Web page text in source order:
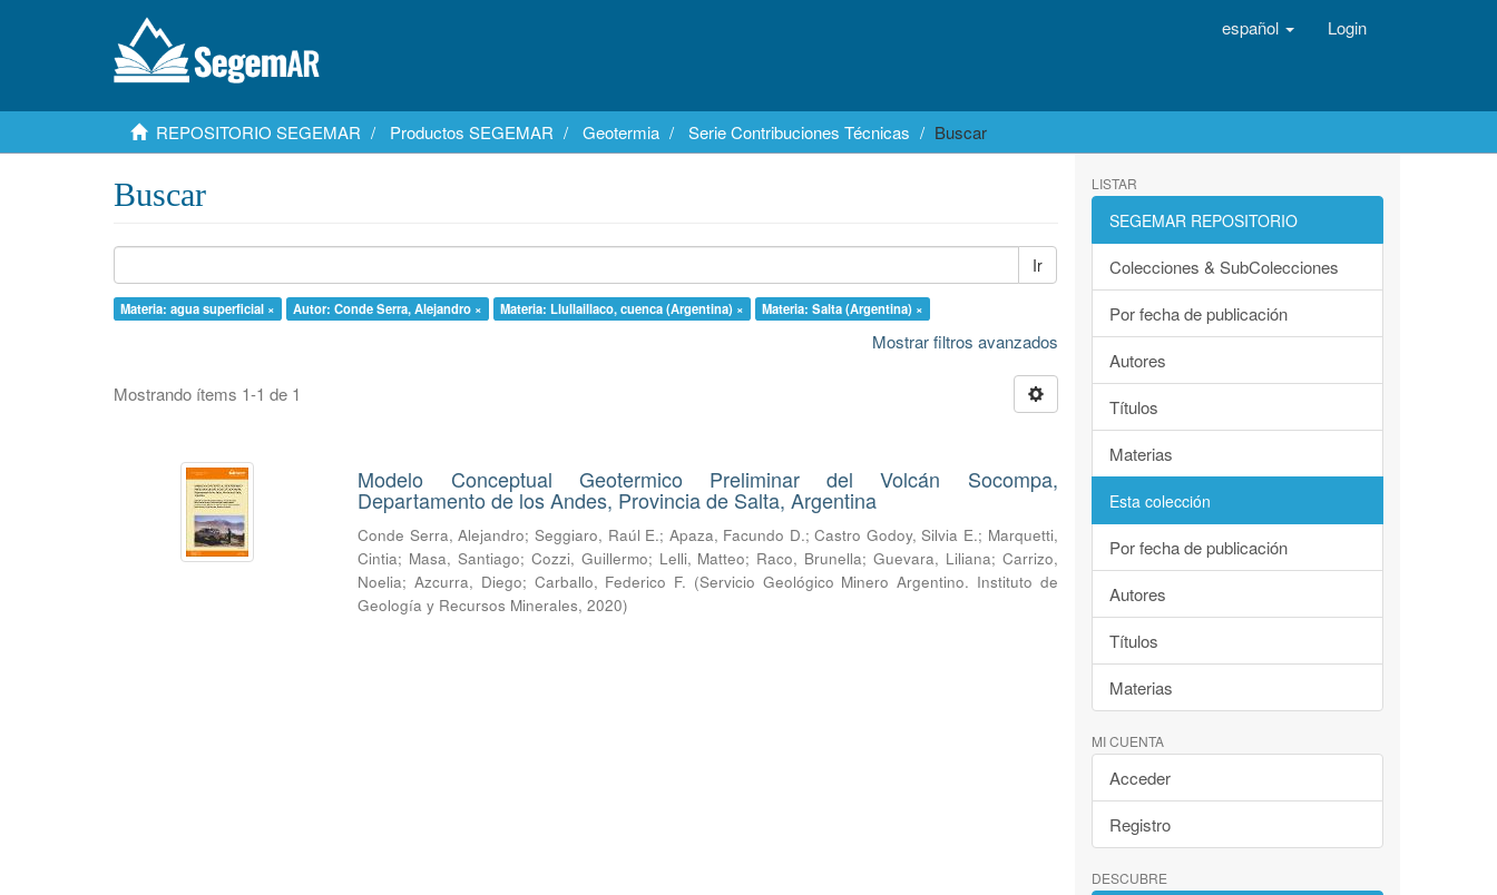
español Login
REPOSITORIO SEGEMAR Productos SEGEMAR Geotermia Serie Contribuciones Técnicas Buscar
Buscar
Ir
Materia: agua superficial × Autor: Conde Serra, Alejandro × Materia: Llullaillaco, cuenca (Argentina) × Materia: Salta (Argentina) ×
Mostrar filtros avanzados
Mostrando ítems 1-1 de 1
Modelo Conceptual Geotermico Preliminar del Volcán Socompa,
Departamento de los Andes, Provincia de Salta, Argentina
Conde Serra, Alejandro;Seggiaro, Raúl E.; Apaza, Facundo D.;Castro Godoy, Silvia E.; Marquetti,
Cintia; Masa, Santiago; Cozzi, Guillermo; Lelli, Matteo; Raco, Brunella; Guevara, Liliana; Carrizo,
Noelia;Azcurra, Diego; Carballo, Federico F. (Servicio Geológico Minero Argentino. Instituto de
Geología y Recursos Minerales,2020)
LISTAR
SEGEMAR REPOSITORIO
Colecciones & SubColecciones
Por fecha de publicación
Autores
Títulos
Materias
Esta colección
Por fecha de publicación
Autores
Títulos
Materias
MI CUENTA
Acceder
Registro
DESCUBRE